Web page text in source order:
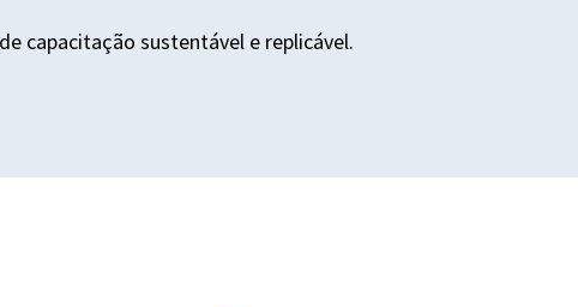
capacitação sustentável e replicável.